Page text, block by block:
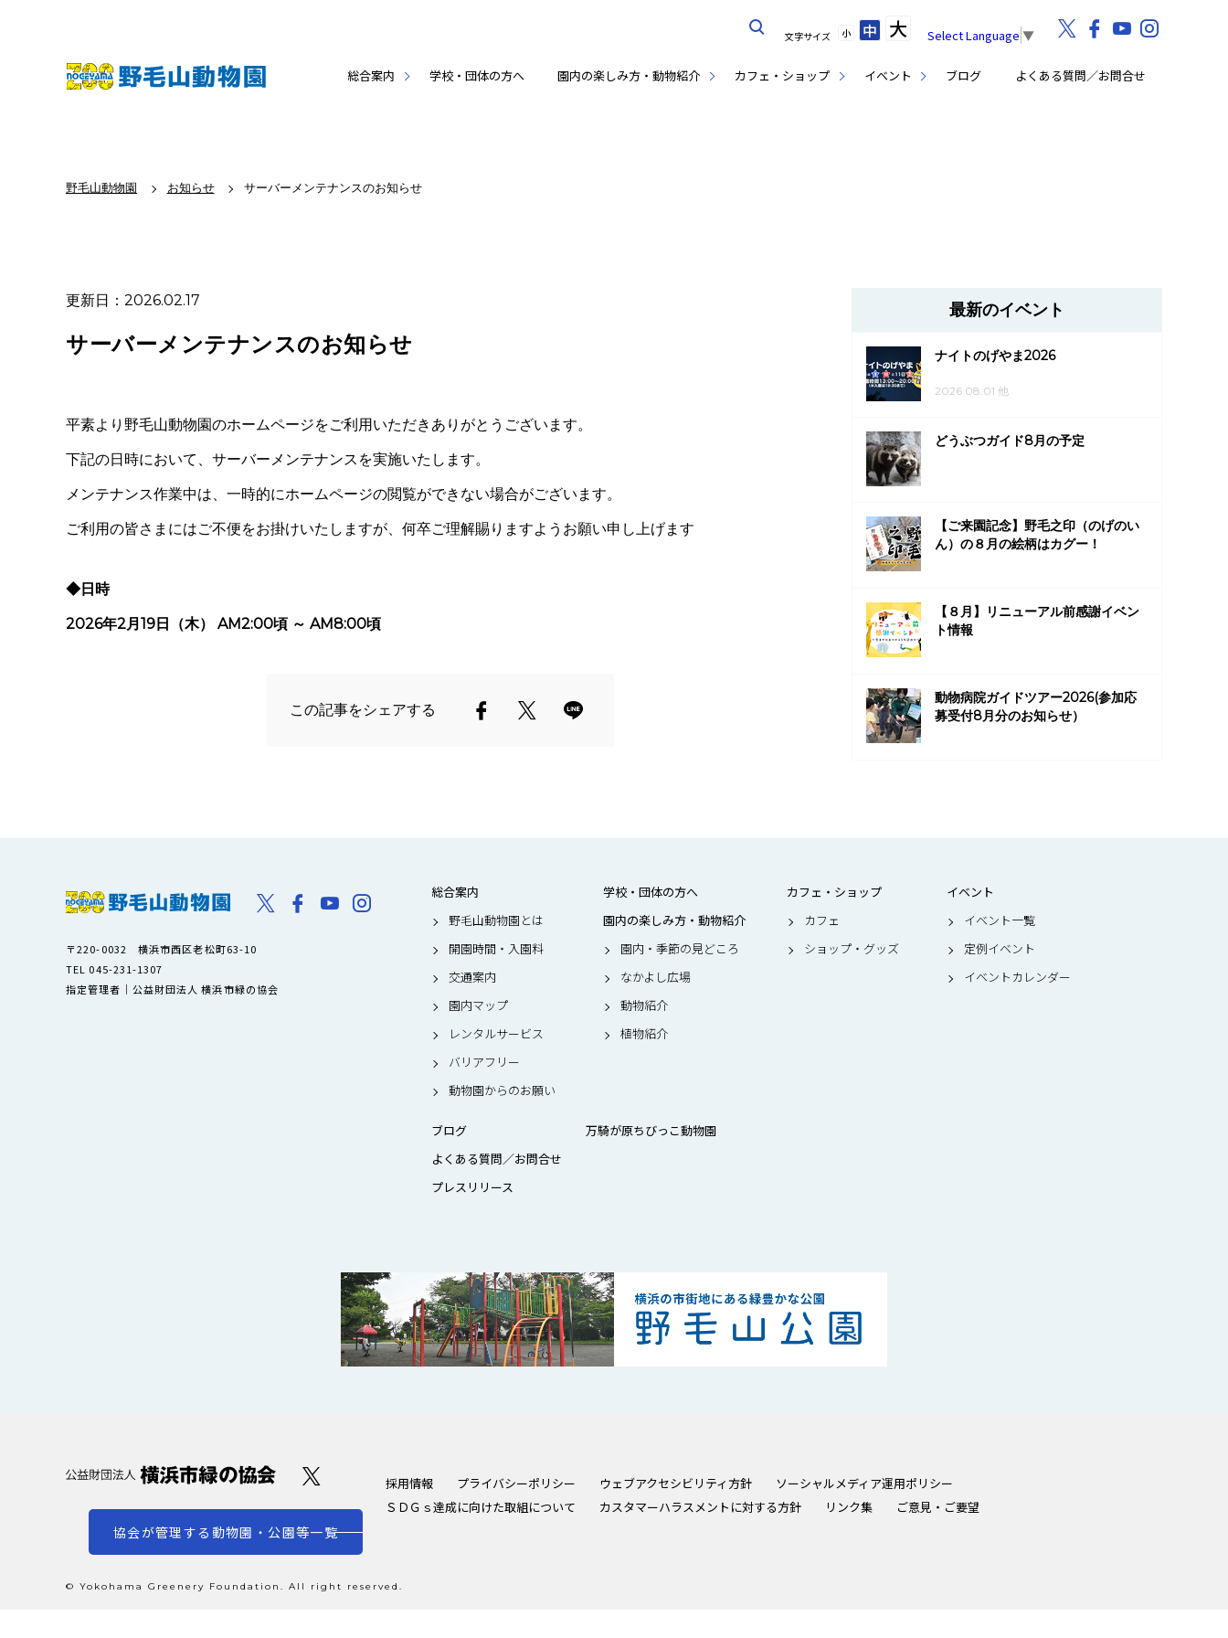
総合案内 学校・団体の方へ 園内の楽しみ方・動物紹介 カフェ・ショップ イベント ブログ よくある質問／お問合せ
文字サイズ 小 中 大 Select Language ▼
野毛山動物園 お知らせ サーバーメンテナンスのお知らせ
更新日：2026.02.17
サーバーメンテナンスのお知らせ
平素より野毛山動物園のホームページをご利用いただきありがとうございます。
下記の日時において、サーバーメンテナンスを実施いたします。
メンテナンス作業中は、一時的にホームページの閲覧ができない場合がございます。
ご利用の皆さまにはご不便をお掛けいたしますが、何卒ご理解賜りますようお願い申し上げます
◆日時
2026年2月19日（木） AM2:00頃 ～ AM8:00頃
この記事をシェアする
最新のイベント
ナイトのげやま2026
2026.08.01 他
どうぶつガイド8月の予定
【ご来園記念】野毛之印（のげのい
ん）の８月の絵柄はカグー！
【８月】リニューアル前感謝イベン
ト情報
動物病院ガイドツアー2026(参加応
募受付8月分のお知らせ）
〒220-0032 横浜市西区老松町63-10
TEL 045-231-1307
指定管理者｜公益財団法人 横浜市緑の協会
総合案内
野毛山動物園とは
開園時間・入園料
交通案内
園内マップ
レンタルサービス
バリアフリー
動物園からのお願い
学校・団体の方へ
園内の楽しみ方・動物紹介
園内・季節の見どころ
なかよし広場
動物紹介
植物紹介
カフェ・ショップ
カフェ
ショップ・グッズ
イベント
イベント一覧
定例イベント
イベントカレンダー
ブログ
よくある質問／お問合せ
プレスリリース
万騎が原ちびっこ動物園
協会が管理する動物園・公園等一覧
採用情報 プライバシーポリシー ウェブアクセシビリティ方針
ソーシャルメディア運用ポリシー
ＳＤＧｓ達成に向けた取組について
カスタマーハラスメントに対する方針 リンク集 ご意見・ご要望
© Yokohama Greenery Foundation. All right reserved.